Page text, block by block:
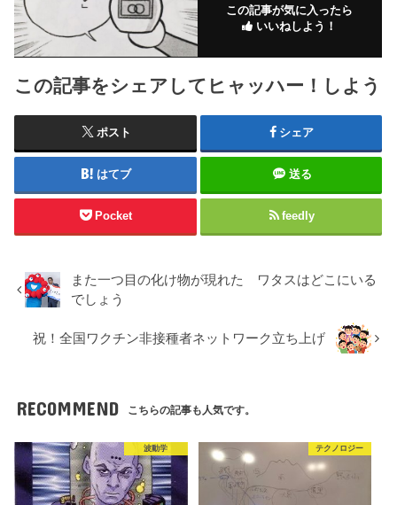
この記事が気に入ったら
いいねしよう！
この記事をシェアしてヒャッハー！しよう
ポスト シェア
はてブ 送る
Pocket feedly
また一つ目の化け物が現れた ワタスはどこにいる
でしょう
祝！全国ワクチン非接種者ネットワーク立ち上げ
RECOMMEND こちらの記事も人気です。
波動学 テクノロジー